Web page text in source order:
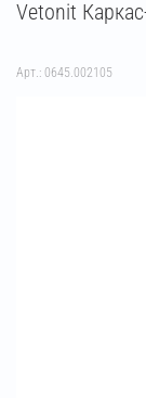
Vetonit
Арт.: 0645.002105